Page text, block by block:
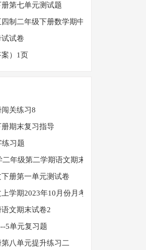
第七单元测试题
制二年级下册数学期中考试卷
试卷
）1页
关练习8
期末复习指导
练习题
年级第二学期语文期末综合测试
册第一单元测试卷
学期2023年10月份月考试卷
文期末试卷2
5单元复习题
八单元提升练习二